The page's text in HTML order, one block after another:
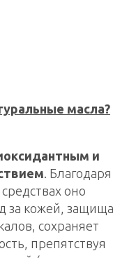
масла?
и
. Благодаря
оно
за кожей,
сохраняет
препятствуя